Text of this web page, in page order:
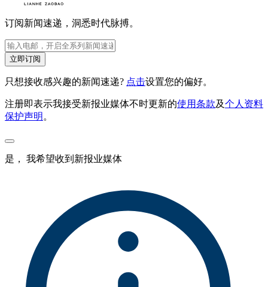
订阅新闻速递，洞悉时代脉搏。
立即订阅
只想接收感兴趣的新闻速递? 点击设置您的偏好。
注册即表示我接受新报业媒体不时更新的使用条款及个人资料
保护声明 。
是， 我希望收到新报业媒体